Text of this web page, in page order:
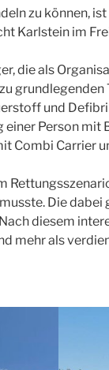
zu können,
Karlstein im
die als
und
Person
Combi Carrier
Die
diesem
mehr als